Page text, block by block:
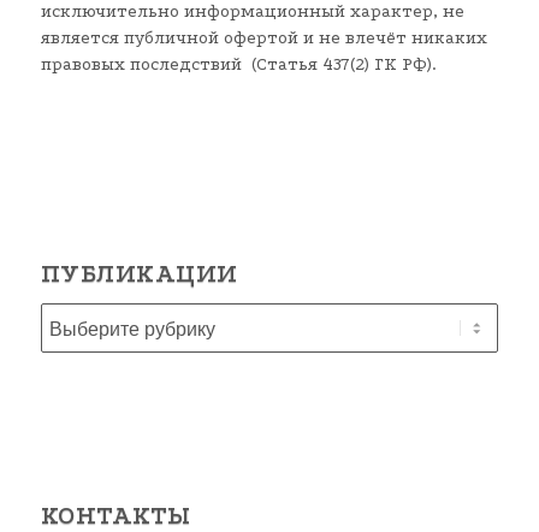
исключительно информационный характер, не
является публичной офертой и не влечёт никаких
правовых последствий (Статья 437(2) ГК РФ).
ПУБЛИКАЦИИ
КОНТАКТЫ